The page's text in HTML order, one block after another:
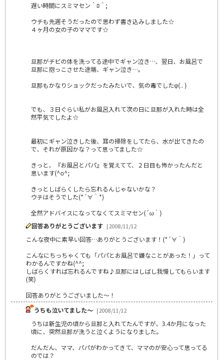
遅い時間にスミマセン＾ﾛ＾;
ウチも先週そうだったので思わず書き込みしました☆
４ヶ月の女の子のママです☆
旦那がチビの体を洗ってる途中でギャン泣き…、翌日、お風呂で
旦那に抱っこさせた途端、ギャン泣き…。
旦那もかなりショックだったみたいで、気の毒でしたφ(.. )
でも、３日ぐらい私がお風呂入れて次の日に旦那が入れた時は全
然平気でしたよ☆
最初にギャン泣きした後、耳の掃除をしてたら、水が出てきたの
で、それが原因かな？って思ってました☆
きっと、『お風呂とパパ』を覚えてて、２日目も怖かったんだと
思います(^o^;
きっとしばらくしたら忘れるんじゃないかな？
ウチはそうでした(*´∀｀*)
全然アドバイスになってなくてスミマセン(´ω｀)
回答ありがとうございます | 2008/11/12
こんな夜中に素早い回答…ありがとうございます！(*´∀｀)
こんなにちっちゃくても「パパとお風呂で嫌なことがあった！」って
わかるんですかね(^^;
しばらくすれば忘れるんですね♪旦那にはしばし我慢してもらいます
(笑)
回答ありがとうございました～！
うちも泣いてました～ | 2008/11/12
うちは新生児の頃から旦那と入れてたんですが、3.4か月になった
頃に、突然旦那が洗うと泣くようになりました。
だんだん、ママ、パパがわかってきて、ママのが安心って思ってる
のでは？